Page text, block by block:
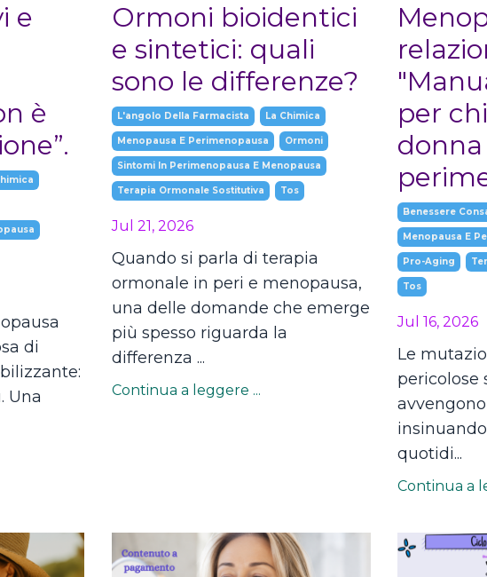
e
è
di
Una
Ormoni bioidentici
e sintetici: quali
sono le differenze?
L'angolo Della Farmacista La Chimica
Menopausa E Perimenopausa Ormoni
Sintomi In Perimenopausa E Menopausa
Terapia Ormonale Sostitutiva Tos
Jul 21, 2026
Quando si parla di terapia
ormonale in peri e menopausa,
una delle domande che emerge
più spesso riguarda la
differenza ...
Continua a leggere ...
per
Benessere
Menopausa E
Pro-Aging
Tos
Jul 16, 2026
Le
pericolose
quotidi...
Continua a